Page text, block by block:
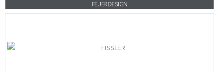
FEUERDESIGN